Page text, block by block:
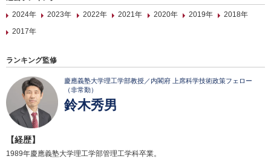
2024年
2023年 2022年 2021年 2020年 2019年
2018年
2017年
ランキング監修
慶應義塾大学理工学部教授／内閣府 上席科学技術政策フェロー
（非常勤）
鈴木秀男
【経歴】
1989年慶應義塾大学理工学部管理工学科卒業。